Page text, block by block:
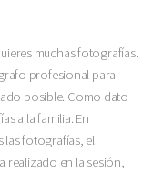
muchas fotografías.
profesional para
posible. Como dato
a la familia. En
las fotografías, el
realizado en la sesión,